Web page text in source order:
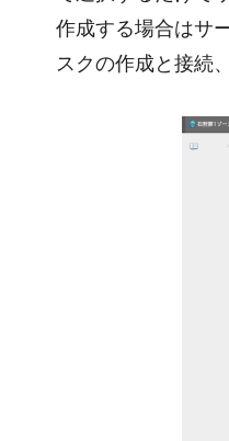
作成する場合はサ
スクの作成と接続